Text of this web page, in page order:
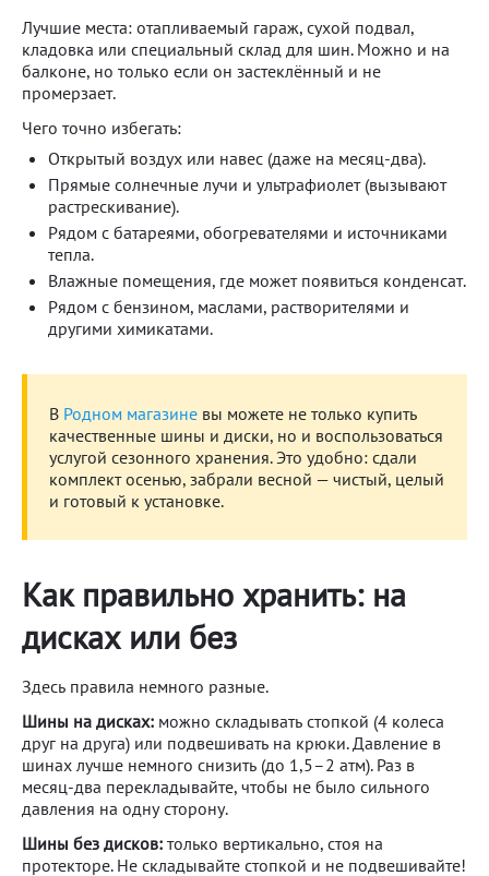
Лучшие места: отапливаемый гараж, сухой подвал,
кладовка или специальный склад для шин. Можно и на
балконе, но только если он застеклённый и не
промерзает.
Чего точно избегать:
Открытый воздух или навес (даже на месяц-два).
Прямые солнечные лучи и ультрафиолет (вызывают
растрескивание).
Рядом с батареями, обогревателями и источниками
тепла.
Влажные помещения, где может появиться конденсат.
Рядом с бензином, маслами, растворителями и
другими химикатами.
В Родном магазине вы можете не только купить
качественные шины и диски, но и воспользоваться
услугой сезонного хранения. Это удобно: сдали
комплект осенью, забрали весной — чистый, целый
и готовый к установке.
Как правильно хранить: на
дисках или без
Здесь правила немного разные.
Шины на дисках: можно складывать стопкой (4 колеса
друг на друга) или подвешивать на крюки. Давление в
шинах лучше немного снизить (до 1,5–2 атм). Раз в
месяц-два перекладывайте, чтобы не было сильного
давления на одну сторону.
Шины без дисков: только вертикально, стоя на
протекторе. Не складывайте стопкой и не подвешивайте!